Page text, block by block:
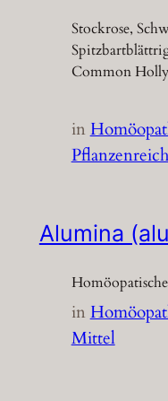
Stockrose,
Common
in
Pflanzenreich
Alumina
in
Mittel